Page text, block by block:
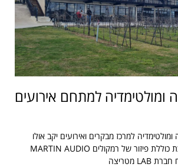
למתחם אירועים
למרכז מבקרים ואירועים יקב אולו
בגבעת ישעיהו המערכת כוללת פיזור של רמקולים MARTIN AUDIO